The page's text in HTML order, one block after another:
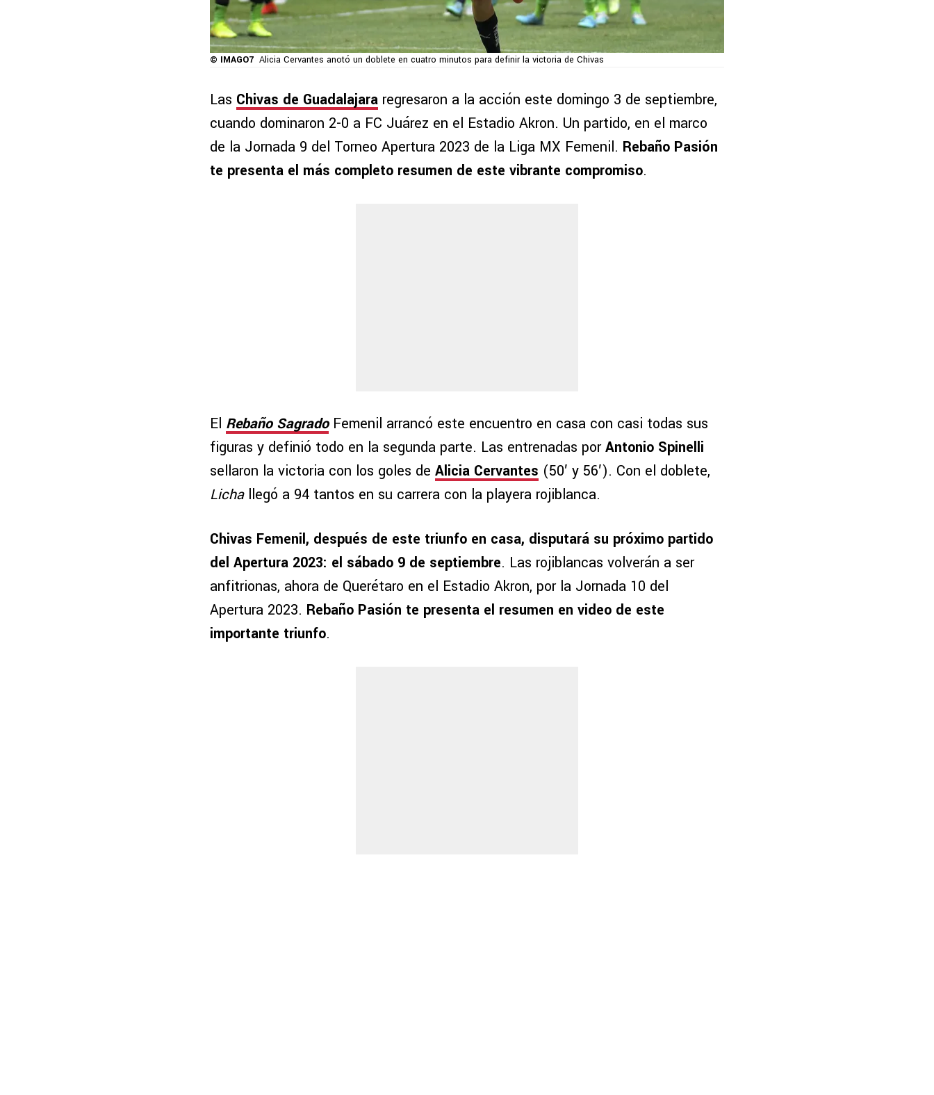
© IMAGO7 Alicia Cervantes anotó un doblete en cuatro minutos para definir la victoria de Chivas
Las Chivas de Guadalajara regresaron a la acción este domingo 3 de septiembre,
cuando dominaron 2-0 a FC Juárez en el Estadio Akron. Un partido, en el marco
de la Jornada 9 del Torneo Apertura 2023 de la Liga MX Femenil. Rebaño Pasión
te presenta el más completo resumen de este vibrante compromiso.
El Rebaño SagradoFemenil arrancó este encuentro en casa con casi todas sus
figuras y definió todo en la segunda parte. Las entrenadas porAntonio Spinelli
sellaron la victoria con los goles de Alicia Cervantes (50′ y 56′). Con el doblete,
Lichallegó a 94 tantos en su carrera con la playera rojiblanca.
Chivas Femenil, después de este triunfo en casa, disputará su próximo partido
del Apertura 2023: el sábado 9 de septiembre. Las rojiblancas volverán a ser
anfitrionas, ahora de Querétaro en el Estadio Akron, por la Jornada 10 del
Apertura 2023. Rebaño Pasión te presenta el resumen en video de este
importante triunfo.